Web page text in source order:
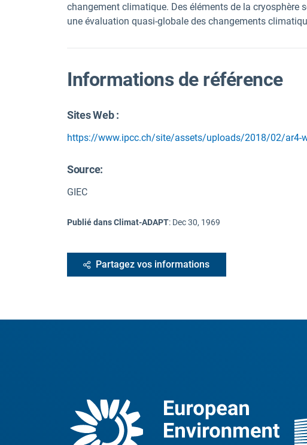
changement climatique. Des éléments de la cryosphère
une évaluation quasi-globale des changements
Informations de référence
Sites Web :
https://www.ipcc.ch/site/assets/uploads/2018/02/ar4-
Source:
GIEC
Publié dans Climat-ADAPT: Dec 30, 1969
Partagez vos informations